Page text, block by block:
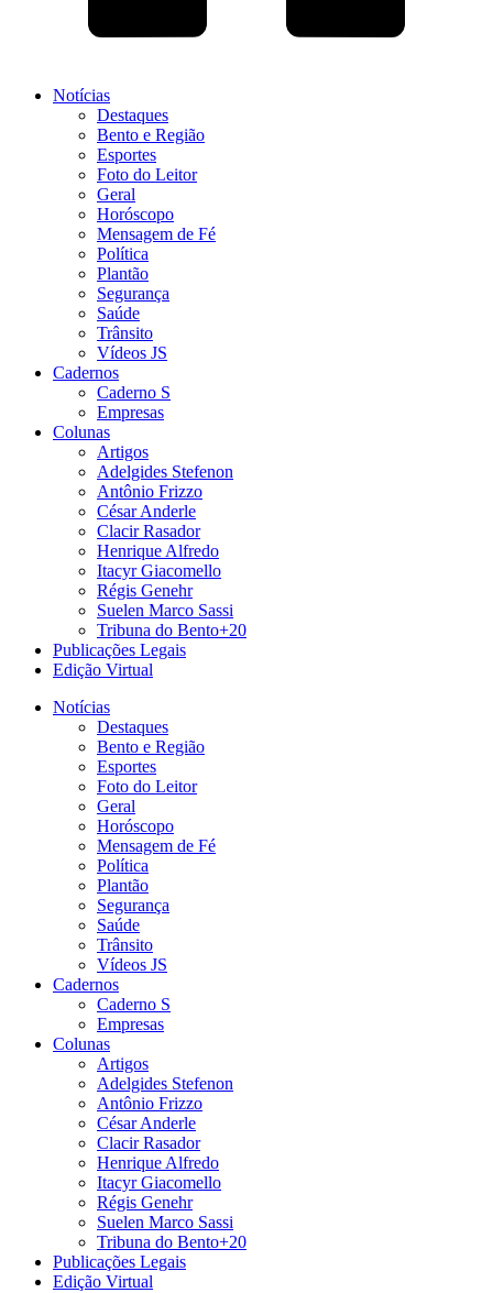
Notícias
Destaques
Bento e Região
Esportes
Foto do Leitor
Geral
Horóscopo
Mensagem de Fé
Política
Plantão
Segurança
Saúde
Trânsito
Vídeos JS
Cadernos
Caderno S
Empresas
Colunas
Artigos
Adelgides Stefenon
Antônio Frizzo
César Anderle
Clacir Rasador
Henrique Alfredo
Itacyr Giacomello
Régis Genehr
Suelen Marco Sassi
Tribuna do Bento+20
Publicações Legais
Edição Virtual
Notícias
Destaques
Bento e Região
Esportes
Foto do Leitor
Geral
Horóscopo
Mensagem de Fé
Política
Plantão
Segurança
Saúde
Trânsito
Vídeos JS
Cadernos
Caderno S
Empresas
Colunas
Artigos
Adelgides Stefenon
Antônio Frizzo
César Anderle
Clacir Rasador
Henrique Alfredo
Itacyr Giacomello
Régis Genehr
Suelen Marco Sassi
Tribuna do Bento+20
Publicações Legais
Edição Virtual